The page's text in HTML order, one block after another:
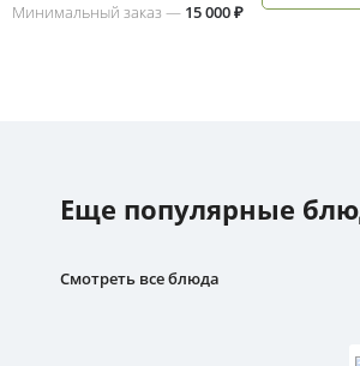
Минимальный заказ — 15 000 ₽
Еще популярные
Смотреть все блюда